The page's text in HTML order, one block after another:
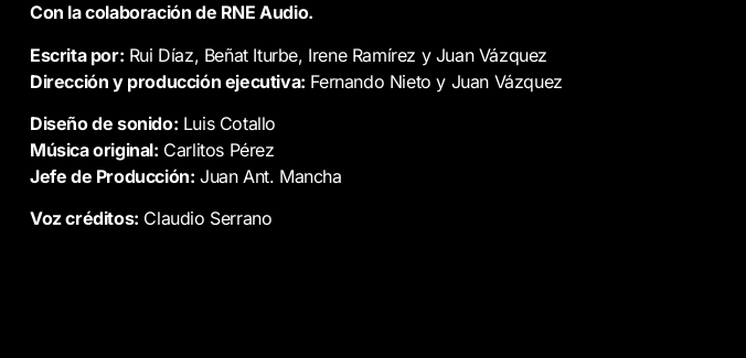
Con la colaboración de RNE Audio.
Escrita por: Rui Díaz, Beñat Iturbe, Irene Ramírez y Juan Vázquez
Dirección y producción ejecutiva: Fernando Nieto y Juan Vázquez
Diseño de sonido: Luis Cotallo
Música original: Carlitos Pérez
Jefe de Producción: Juan Ant. Mancha
Voz créditos: Claudio Serrano